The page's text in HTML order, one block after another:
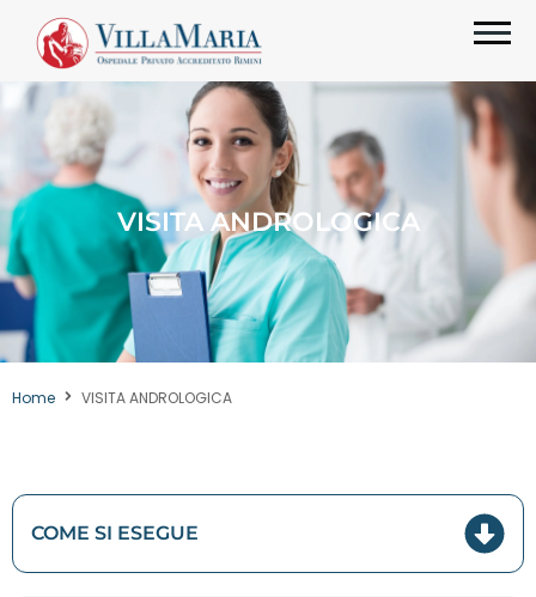
VISITA ANDROLOGICA
Home VISITA ANDROLOGICA
COME SI ESEGUE